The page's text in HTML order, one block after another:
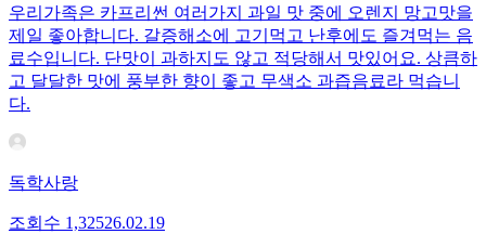
우리가족은 카프리썬 여러가지 과일 맛 중에 오렌지 망고맛을
제일 좋아합니다. 갈증해소에 고기먹고 난후에도 즐겨먹는 음
료수입니다. 단맛이 과하지도 않고 적당해서 맛있어요. 상큼하
고 달달한 맛에 풍부한 향이 좋고 무색소 과즙음료라 먹습니
다.
독학사랑
조회수 1,32526.02.19